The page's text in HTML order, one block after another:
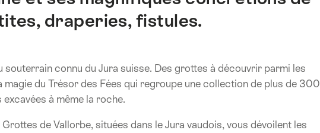
draperies, fistules.
souterrain connu du Jura suisse. Des grottes à découvrir parmi les
magie du Trésor des Fées qui regroupe une collection de plus de 300
à même la roche.
de Vallorbe, situées dans le Jura vaudois, vous dévoilent les